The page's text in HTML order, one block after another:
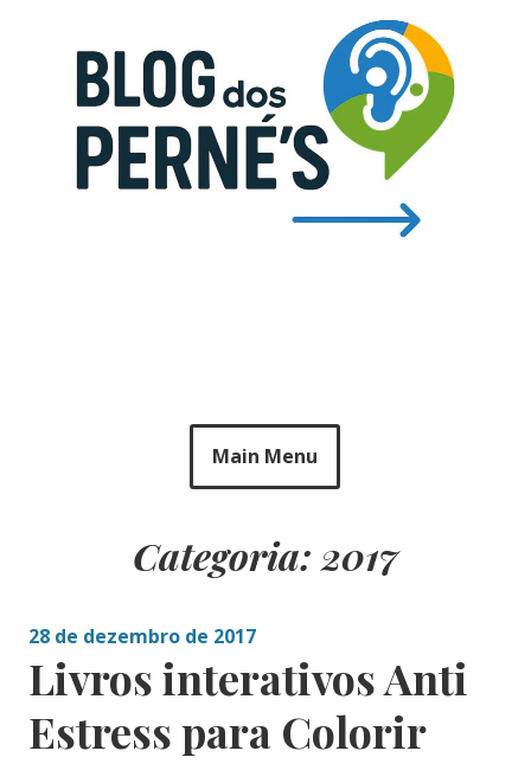
Main Menu
Categoria: 2017
28 de dezembro de 2017
Livros interativos Anti
Estress para Colorir